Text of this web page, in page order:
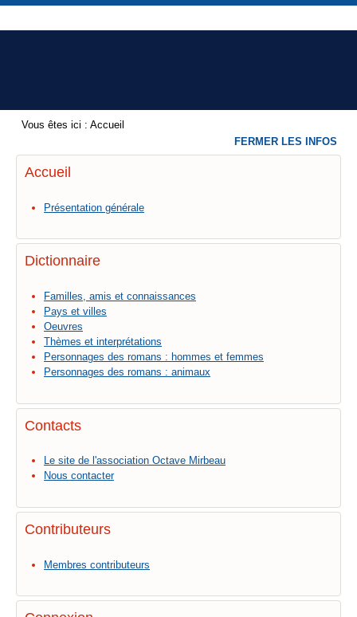
Vous êtes ici : Accueil
Accueil
Présentation générale
Dictionnaire
Familles, amis et connaissances
Pays et villes
Oeuvres
Thèmes et interprétations
Personnages des romans : hommes et femmes
Personnages des romans : animaux
Contacts
Le site de l'association Octave Mirbeau
Nous contacter
Contributeurs
Membres contributeurs
FERMER LES INFOS